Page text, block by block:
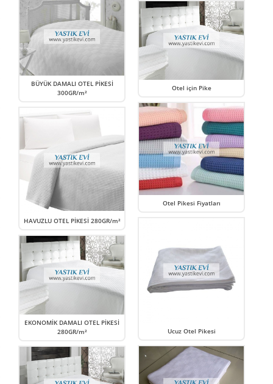
BÜYÜK DAMALI OTEL PİKESİ
300GR/m²
HAVUZLU OTEL PİKESİ 280GR/m²
EKONOMİK DAMALI OTEL PİKESİ
280GR/m²
Otel için Pike
Otel Pikesi Fiyatları
Ucuz Otel Pikesi